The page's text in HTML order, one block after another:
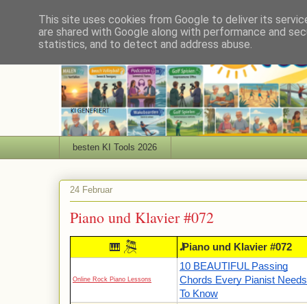
besten KI Tools 2026
24 Februar
Piano und Klavier #072
🎹 🎘 𝅘𝅥𝅯 Piano und Klavier #072
Online Rock Piano Lessons
10 BEAUTIFUL Passing
Chords Every Pianist Needs
To Know
This site uses cookies from Google to deliver its
are shared with Google along with performance and
statistics, and to detect and address abuse.